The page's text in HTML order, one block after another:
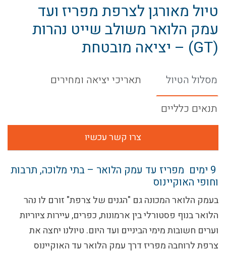
טיול מאורגן לצרפת מפריז ועד
עמק הלואר משולב שייט נהרות
(GT) – יציאה מובטחת
מסלול הטיול
תאריכי יציאה ומחירים
תנאים כלליים
צרו קשר עכשיו
9 ימים מפריז עד עמק הלואר – בתי מלוכה, תרבות
וחופי האוקיינוס
בעמק הלואר המכונה גם "הגנים של צרפת" זורם לו נהר
הלואר בנוף פסטורלי בין ארמונות, כפרים, עיירות ציוריות
וערים חשובות מימי הביניים ועד היום. טיולנו יחצה את
צרפת לרוחבה מפריז דרך עמק הלואר עד האוקיינוס